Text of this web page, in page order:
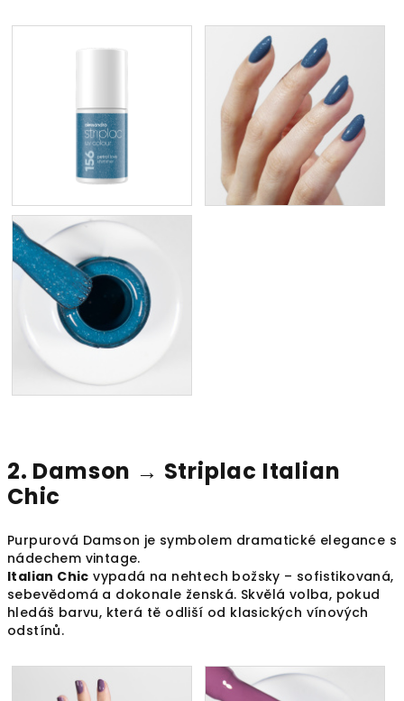
2. Damson → Striplac Italian
Chic
Purpurová Damson je symbolem dramatické elegance s
nádechem vintage.
Italian Chic vypadá na nehtech božsky – sofistikovaná,
sebevědomá a dokonale ženská. Skvělá volba, pokud
hledáš barvu, která tě odliší od klasických vínových
odstínů.